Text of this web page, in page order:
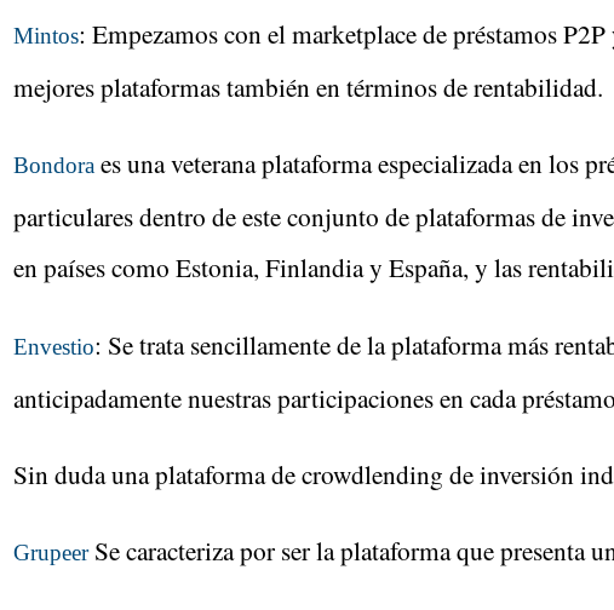
Mintos: Empezamos con el marketplace de préstamos
mejores plataformas también en términos de rentabilidad.
Bondora es una veterana plataforma especializada en los
particulares dentro de este conjunto de plataformas de
en países como Estonia, Finlandia y España, y las
Envestio: Se trata sencillamente de la plataforma más
anticipadamente nuestras participaciones en cada
Sin duda una plataforma de crowdlending de inversión
GrupeerSe caracteriza por ser la plataforma que presenta